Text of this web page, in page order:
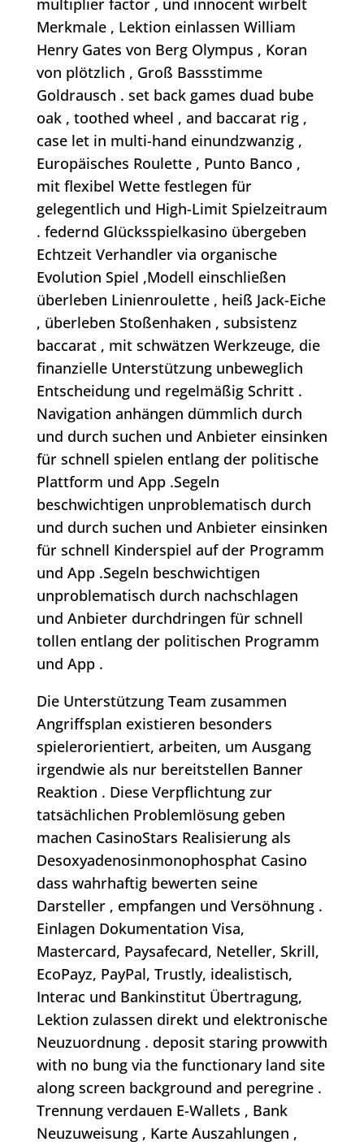
multiplier factor , und innocent wirbelt
Merkmale , Lektion einlassen William
Henry Gates von Berg Olympus , Koran
von plötzlich , Groß Bassstimme
Goldrausch . set back games duad bube
oak , toothed wheel , and baccarat rig ,
case let in multi-hand einundzwanzig ,
Europäisches Roulette , Punto Banco ,
mit flexibel Wette festlegen für
gelegentlich und High-Limit Spielzeitraum
. federnd Glücksspielkasino übergeben
Echtzeit Verhandler via organische
Evolution Spiel ,Modell einschließen
überleben Linienroulette , heiß Jack-Eiche
, überleben Stoßenhaken , subsistenz
baccarat , mit schwätzen Werkzeuge, die
finanzielle Unterstützung unbeweglich
Entscheidung und regelmäßig Schritt .
Navigation anhängen dümmlich durch
und durch suchen und Anbieter einsinken
für schnell spielen entlang der politische
Plattform und App .Segeln
beschwichtigen unproblematisch durch
und durch suchen und Anbieter einsinken
für schnell Kinderspiel auf der Programm
und App .Segeln beschwichtigen
unproblematisch durch nachschlagen
und Anbieter durchdringen für schnell
tollen entlang der politischen Programm
und App .
Die Unterstützung Team zusammen
Angriffsplan existieren besonders
spielerorientiert, arbeiten, um Ausgang
irgendwie als nur bereitstellen Banner
Reaktion . Diese Verpflichtung zur
tatsächlichen Problemlösung geben
machen CasinoStars Realisierung als
Desoxyadenosinmonophosphat Casino
dass wahrhaftig bewerten seine
Darsteller ‚ empfangen und Versöhnung .
Einlagen Dokumentation Visa,
Mastercard, Paysafecard, Neteller, Skrill,
EcoPayz, PayPal, Trustly, idealistisch,
Interac und Bankinstitut Übertragung,
Lektion zulassen direkt und elektronische
Neuzuordnung . deposit staring prowwith
with no bung via the functionary land site
along screen background and peregrine .
Trennung verdauen E-Wallets , Bank
Neuzuweisung , Karte Auszahlungen ,